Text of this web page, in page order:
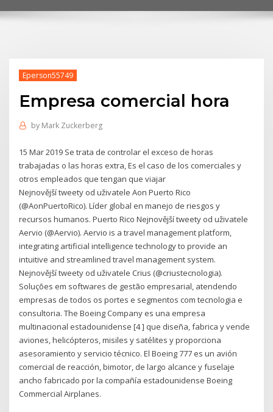
Eperson55749
Empresa comercial hora
by Mark Zuckerberg
15 Mar 2019 Se trata de controlar el exceso de horas
trabajadas o las horas extra, Es el caso de los comerciales y
otros empleados que tengan que viajar
Nejnovější tweety od uživatele Aon Puerto Rico
(@AonPuertoRico). Líder global en manejo de riesgos y
recursos humanos. Puerto Rico Nejnovější tweety od uživatele
Aervio (@Aervio). Aervio is a travel management platform,
integrating artificial intelligence technology to provide an
intuitive and streamlined travel management system.
Nejnovější tweety od uživatele Crius (@criustecnologia).
Soluções em softwares de gestão empresarial, atendendo
empresas de todos os portes e segmentos com tecnologia e
consultoria. The Boeing Company es una empresa
multinacional estadounidense [4 ] que diseña, fabrica y vende
aviones, helicópteros, misiles y satélites y proporciona
asesoramiento y servicio técnico. El Boeing 777 es un avión
comercial de reacción, bimotor, de largo alcance y fuselaje
ancho fabricado por la compañía estadounidense Boeing
Commercial Airplanes.